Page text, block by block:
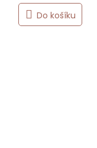
Do košíku